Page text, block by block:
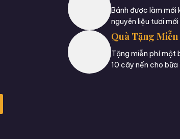
Bánh được làm mới
nguyên liệu tươi
Quà Tặng Miễn
Tặng miễn phí một
10 cây nến cho